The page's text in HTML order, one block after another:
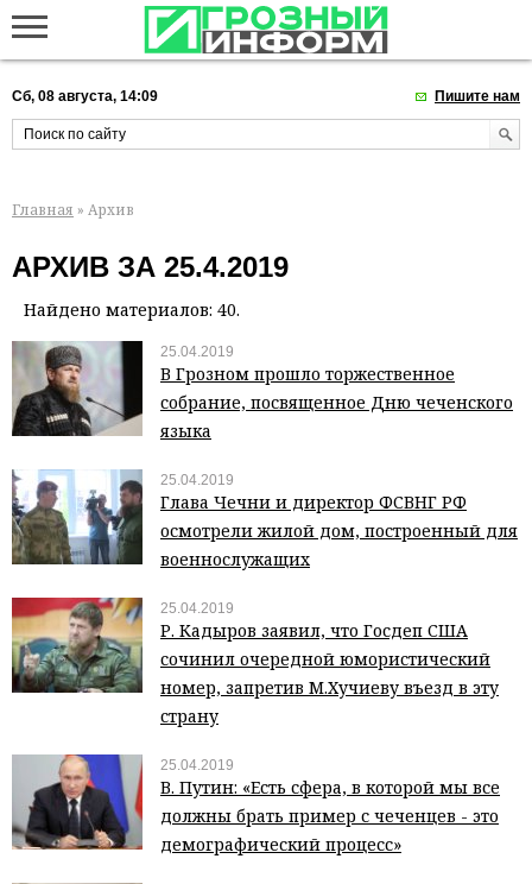
Сб, 08 августа, 14:09 Пишите нам
Главная » Архив
АРХИВ ЗА 25.4.2019
Найдено материалов: 40.
25.04.2019
В Грозном прошло торжественное
собрание, посвященное Дню чеченского
языка
25.04.2019
Глава Чечни и директор ФСВНГ РФ
осмотрели жилой дом, построенный для
военнослужащих
25.04.2019
Р. Кадыров заявил, что Госдеп США
сочинил очередной юмористический
номер, запретив М.Хучиеву въезд в эту
страну
25.04.2019
В. Путин: «Есть сфера, в которой мы все
должны брать пример с чеченцев - это
демографический процесс»